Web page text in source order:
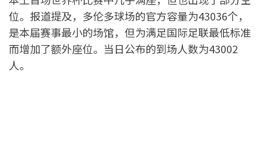
位。报道提及，多伦多球场的官方容量为43036个，
是本届赛事最小的场馆，但为满足国际足联最低标准
而增加了额外座位。当日公布的到场人数为43002
人。